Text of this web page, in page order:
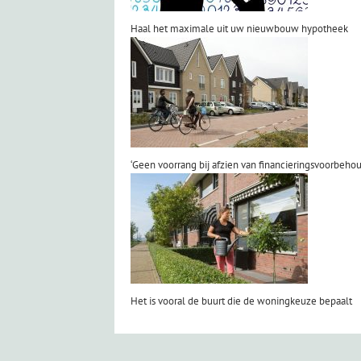
Haal het maximale uit uw nieuwbouw hypotheek
‘Geen voorrang bij afzien van
Het is vooral de buurt die de woningkeuze bepaalt